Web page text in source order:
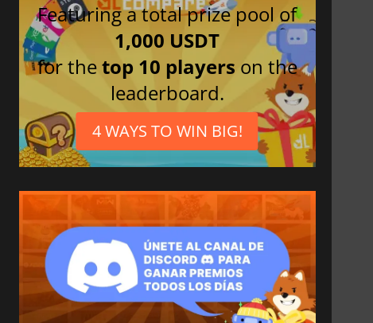
Featuring a total prize pool of
1,000 USDT
for thetop 10 players on the
leaderboard.
4 WAYS TO WIN BIG!